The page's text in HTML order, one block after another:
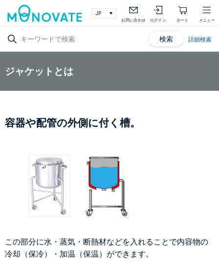
お問い合わせ ログイン カート メニュー
検索 詳細検索
ジャケットとは
容器や配管の外側に付く槽。
この部分に水・蒸気・断熱材などを入れることで内容物の
冷却（保冷）・加温（保温） ができます。